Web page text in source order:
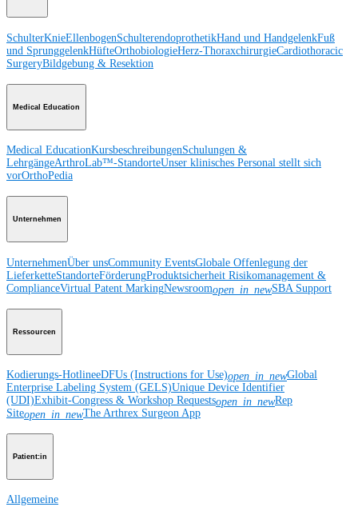
SchulterKnieEllenbogenSchulterendoprothetikHand und HandgelenkFuß
und SprunggelenkHüfteOrthobiologieHerz-ThoraxchirurgieCardiothoracic
SurgeryBildgebung & Resektion
Medical Education
Medical EducationKursbeschreibungenSchulungen &
LehrgängeArthroLab™-StandorteUnser klinisches Personal stellt sich
vorOrthoPedia
Unternehmen
UnternehmenÜber unsCommunity EventsGlobale Offenlegung der
LieferketteStandorteFörderungProduktsicherheit Risikomanagement &
ComplianceVirtual Patent MarkingNewsroomopen_in_newSBA Support
Ressourcen
Kodierungs-HotlineeDFUs (Instructions for Use)open_in_newGlobal
Enterprise Labeling System (GELS)Unique Device Identifier
(UDI)Exhibit-Congress & Workshop Requestsopen_in_newRep
Siteopen_in_newThe Arthrex Surgeon App
Patient:in
Allgemeine